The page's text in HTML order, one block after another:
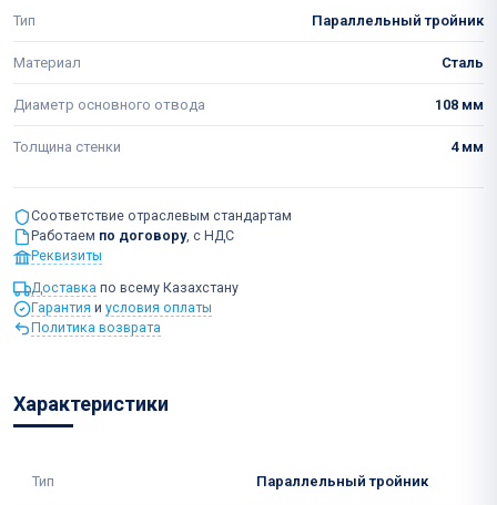
Тип Параллельный тройник
Материал Сталь
Диаметр основного отвода 108 мм
Толщина стенки 4 мм
Соответствие отраслевым стандартам
Работаем по договору, с НДС
Реквизиты
Доставка по всему Казахстану
Гарантия и условия оплаты
Политика возврата
Характеристики
Тип Параллельный тройник